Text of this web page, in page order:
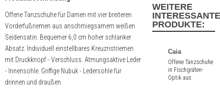
Offene Tanzschuhe für Damen mit vier breiteren
Vorderfußriemen aus anschmiegsamem weißen
Seidensatin. Bequemer 6,0 cm hoher schlanker
Absatz. Individuell einstellbares Kreuzristriemen
mit Druckknopf - Verschluss. Atmungsaktive Leder
- Innensohle. Griffige Nubuk - Ledersohle für
drinnen und draußen.
WEITERE
INTERESSANTE
PRODUKTE:
Caia
Offene Tanzschuhe
in Fischgräten-
Optik aus